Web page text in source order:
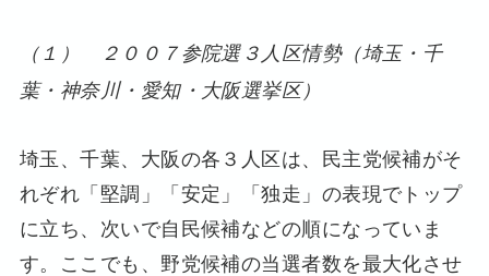
（１） ２００７参院選３人区情勢（埼玉・千
葉・神奈川・愛知・大阪選挙区）
埼玉、千葉、大阪の各３人区は、民主党候補がそ
れぞれ「堅調」「安定」「独走」の表現でトップ
に立ち、次いで自民候補などの順になっていま
す。ここでも、野党候補の当選者数を最大化させ